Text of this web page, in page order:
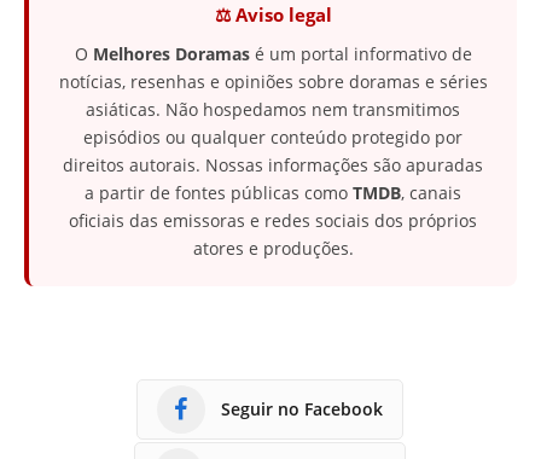
⚖️ Aviso legal
O Melhores Doramasé um portal informativo de
notícias, resenhas e opiniões sobre doramas e séries
asiáticas. Não hospedamos nem transmitimos
episódios ou qualquer conteúdo protegido por
direitos autorais. Nossas informações são apuradas
a partir de fontes públicas como TMDB, canais
oficiais das emissoras e redes sociais dos próprios
atores e produções.
Seguir no Facebook